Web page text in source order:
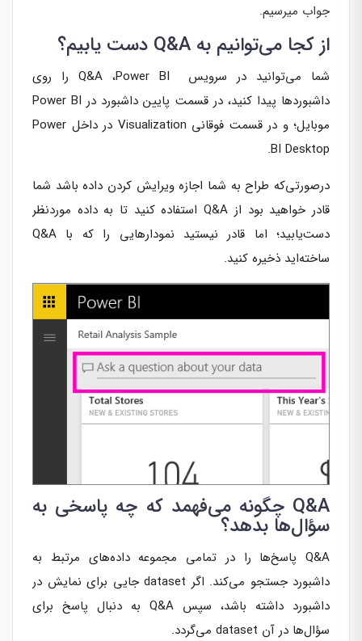
جواب میرسیم.
از کجا می‌توانیم به Q&A دست یابیم؟
شما می‌توانید در سرویس Q&A ،Power BI را روی
داشبوردها پیدا کنید، در قسمت پایین داشبورد در Power BI
موبایل؛ و در قسمت فوقانی Visualization در داخل Power
BI Desktop.
درصورتی‌که طراح به شما اجازه ویرایش کردن داده باشد شما
قادر خواهید بود از Q&A استفاده کنید تا به داده موردنظر
دست‌یابید؛ اما قادر نیستید نمودارهایی را که با Q&A
ساخته‌اید ذخیره کنید.
Q&A چگونه می‌فهمد که چه پاسخی به
سؤال‌ها بدهد؟
Q&A پاسخ‌ها را در تمامی مجموعه داده‌های مرتبط به
داشبورد جستجو می‌کند. اگر dataset جایی برای نمایش در
داشبورد داشته باشد، سپس Q&A به دنبال پاسخ برای
سؤال‌ها در آن dataset می‌گردد.